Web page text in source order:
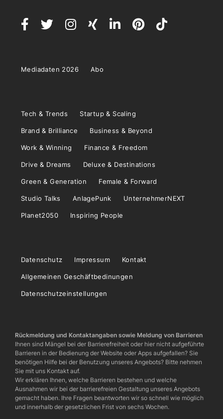
Mediadaten 2026 Abo
Tech & Trends Startup & Scaling
Brand & Brilliance Business & Beyond
Work & Winning Finance & Freedom
Drive & Dreams Deluxe & Destinations
Green & Generation Female & Forward
Studio Talks AnlagePunk UnternehmerNEXT
Planet2050 Inspiring People
Datenschutz Impressum Kontakt
Allgemeinen Geschäftbedinungen
Datenschutzeinstellungen
Rückmeldung und Kontaktangaben sowie Meldung von Barrieren
Ihnen sind Mängel bei der Barrierefreiheit oder hier nicht aufgeführte
Barrieren in der Bedienung der Website oder Apps aufgefallen? Sie
benötigen Hilfe bei der Benutzung unseres Angebots? Bitte nehmen
Sie mit uns Kontakt auf.
Wir erklären Ihnen, welche Barrieren bestehen und welche
Ausnahmen wir bei der barrierefreien Gestaltung unseres Angebots
gemacht haben. Ihre Fragen beantworten wir so schnell wie möglich
und innerhalb der gesetzlichen Frist von sechs Wochen.